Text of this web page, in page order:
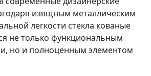
изящным металлическим
легкости стекла кованые
не только функциональным
но и полноценным элементом